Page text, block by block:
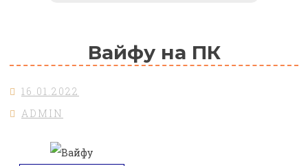
Вайфу на ПК
16.01.2022
ADMIN